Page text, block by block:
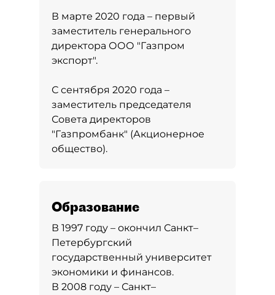
В марте 2020 года – первый
заместитель генерального
директора ООО "Газпром
экспорт".
С сентября 2020 года –
заместитель председателя
Совета директоров
"Газпромбанк" (Акционерное
общество).
Образование
В 1997 году – окончил Санкт–
Петербургский
государственный университет
экономики и финансов.
В 2008 году – Санкт–